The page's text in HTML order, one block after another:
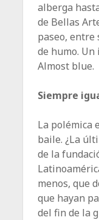
alberga
de Bellas
paseo, entre
de humo.
Almost blue.
Siempre
La polémica
baile. ¿La
de la
menos, que
que hayan
del fin de la